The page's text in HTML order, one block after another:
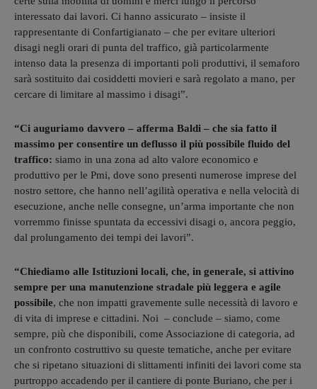
interessato dai lavori. Ci hanno assicurato – insiste il
rappresentante di Confartigianato – che per evitare ulteriori
disagi negli orari di punta del traffico, già particolarmente
intenso data la presenza di importanti poli produttivi, il semaforo
sarà sostituito dai cosiddetti movieri e sarà regolato a mano, per
cercare di limitare al massimo i disagi”.
“Ci auguriamo davvero – afferma Baldi – che sia fatto il
massimo per consentire un deflusso il più possibile fluido del
traffico: siamo in una zona ad alto valore economico e
produttivo per le Pmi, dove sono presenti numerose imprese del
nostro settore, che hanno nell’agilità operativa e nella velocità di
esecuzione, anche nelle consegne, un’arma importante che non
vorremmo finisse spuntata da eccessivi disagi o, ancora peggio,
dal prolungamento dei tempi dei lavori”.
“Chiediamo alle Istituzioni locali, che, in generale, si attivino
sempre per una manutenzione stradale più leggera e agile
possibile, che non impatti gravemente sulle necessità di lavoro e
di vita di imprese e cittadini. Noi – conclude – siamo, come
sempre, più che disponibili, come Associazione di categoria, ad
un confronto costruttivo su queste tematiche, anche per evitare
che si ripetano situazioni di slittamenti infiniti dei lavori come sta
purtroppo accadendo per il cantiere di ponte Buriano, che per i